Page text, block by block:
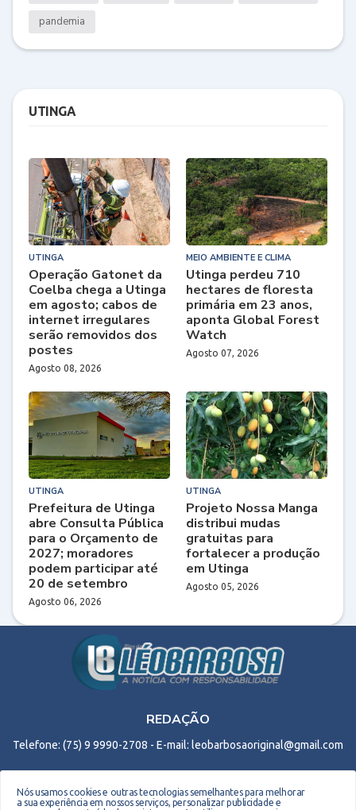
pandemia
UTINGA
UTINGA
Operação Gatonet da
Coelba chega a Utinga
em agosto; cabos de
internet irregulares
serão removidos dos
postes
Agosto 08, 2026
MEIO AMBIENTE E CLIMA
Utinga perdeu 710
hectares de floresta
primária em 23 anos,
aponta Global Forest
Watch
Agosto 07, 2026
UTINGA
Prefeitura de Utinga
abre Consulta Pública
para o Orçamento de
2027; moradores
podem participar até
20 de setembro
Agosto 06, 2026
UTINGA
Projeto Nossa Manga
distribui mudas
gratuitas para
fortalecer a produção
em Utinga
Agosto 05, 2026
REDAÇÃO
Telefone: (75) 9 9990-2708 - E-mail: leobarbosaoriginal@gmail.com
Nós usamos cookies e outras tecnologias semelhantes para melhorar
a sua experiência em nossos serviços, personalizar publicidade e